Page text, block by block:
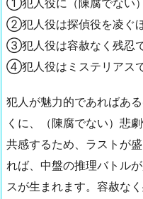
②犯人役は探偵役を凌ぐ
③犯人役は容赦なく残忍
④犯人役はミステリアス
犯人が魅力的であればあ
くに、（陳腐でない）悲
共感するため、ラストが
れば、中盤の推理バトル
スが生まれます。容赦な